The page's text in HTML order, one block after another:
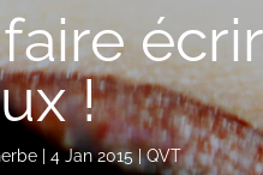
!
| 4 Jan 2015|QVT